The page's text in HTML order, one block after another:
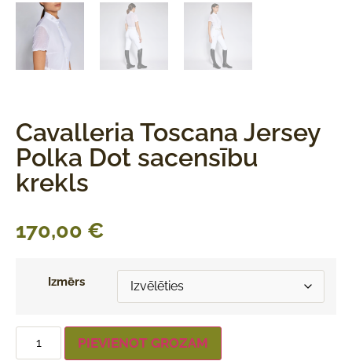
Cavalleria Toscana Jersey
Polka Dot sacensību
krekls
170,00 €
Izmērs
PIEVIENOT GROZAM